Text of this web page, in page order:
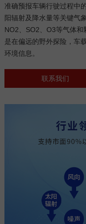
准确预报车辆行驶过程中
阳辐射及降水量等关键气
NO2、SO2、O3等气体
是在偏远的野外探险，车
环境信息。
联系我们